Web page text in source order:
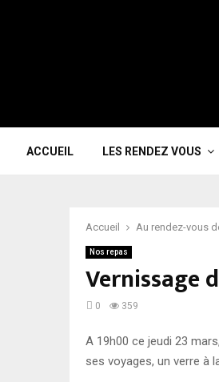
ACCUEIL LES RENDEZ VOUS
Accueil Au rendez-vous
Nos repas
Vernissage
0 359
A 19h00 ce jeudi 23
ses voyages, un verre à